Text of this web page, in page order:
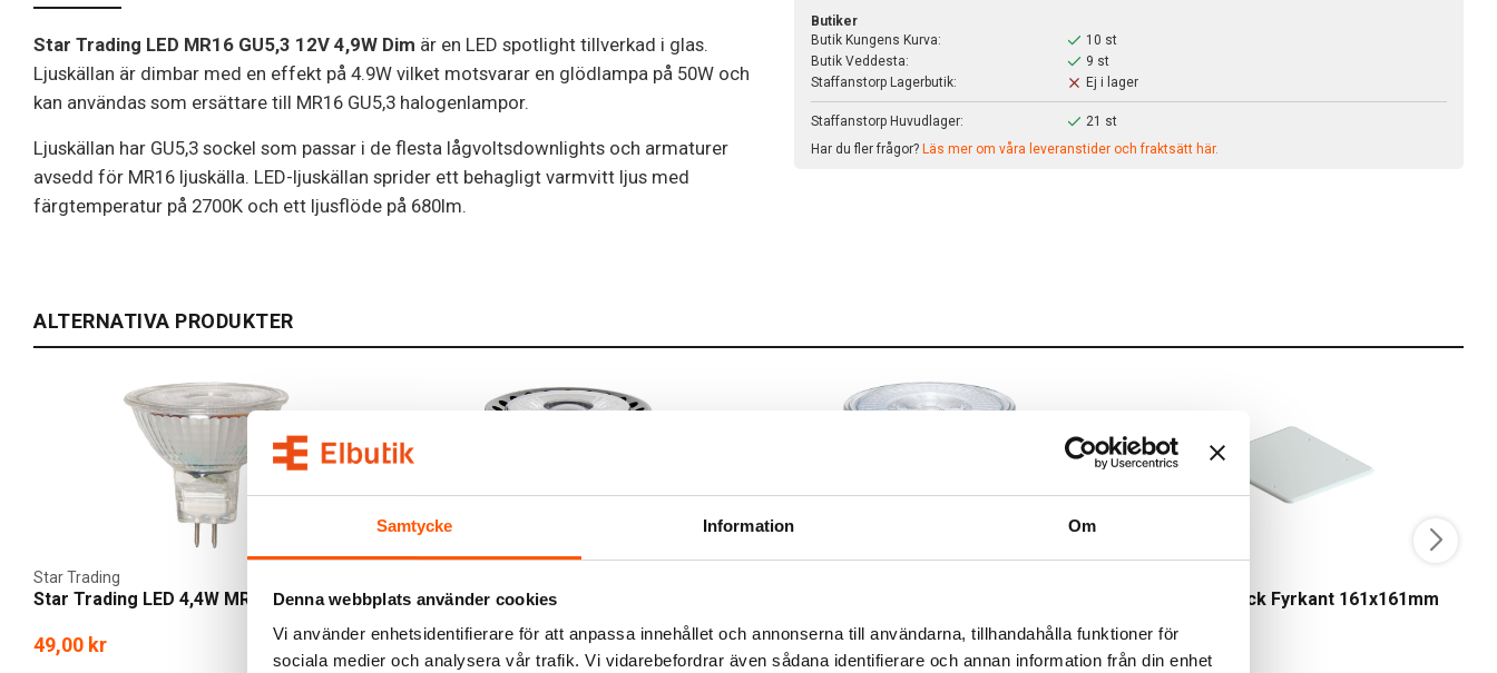
Samtycke Information Om
Denna webbplats använder cookies
Vi använder enhetsidentifierare för att anpassa innehållet och annonserna till användarna, tillhandahålla funktioner för
sociala medier och analysera vår trafik. Vi vidarebefordrar även sådana identifierare och annan information från din enhet
Star Trading LED MR16 GU5,3 12V 4,9W Dim är en LED spotlight tillverkad i glas.
Ljuskällan är dimbar med en effekt på 4.9W vilket motsvarar en glödlampa på 50W och
kan användas som ersättare till MR16 GU5,3 halogenlampor.
Ljuskällan har GU5,3 sockel som passar i de flesta lågvoltsdownlights och armaturer
avsedd för MR16 ljuskälla. LED-ljuskällan sprider ett behagligt varmvitt ljus med
färgtemperatur på 2700K och ett ljusflöde på 680lm.
Butiker
Butik Kungens Kurva:
10 st
Butik Veddesta:
9 st
Staffanstorp Lagerbutik:
Ej i lager
Staffanstorp Huvudlager:
21 st
Har du fler frågor? Läs mer om våra leveranstider och fraktsätt här.
ALTERNATIVA PRODUKTER
Star Trading LED 4,4W MR16 GU5,3 Dim
Star Trading
49,00 kr
Namron LED 7W GU5,3 MR16 12V 2700K
95,00 kr 52,00 kr
Namron Täcklock Fyrkant 161x161mm
49,00 kr